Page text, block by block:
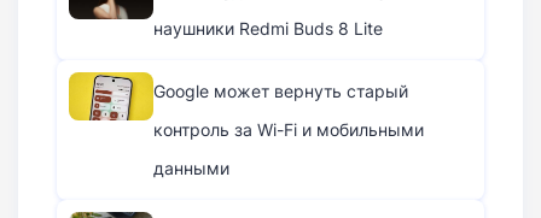
наушники Redmi Buds 8 Lite
Google может вернуть старый
контроль за Wi-Fi и мобильными
данными